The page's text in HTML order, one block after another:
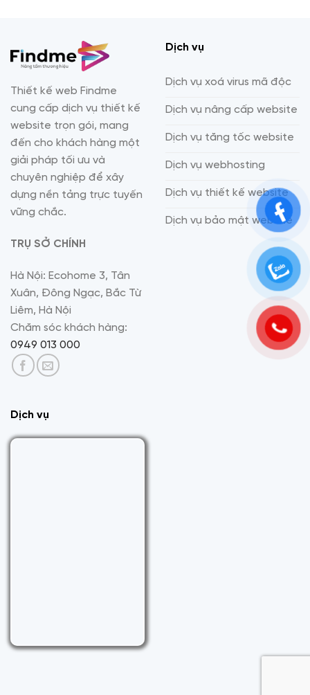
Thiết kế web Findme
cung cấp dịch vụ thiết kế
website trọn gói, mang
đến cho khách hàng một
giải pháp tối ưu và
chuyên nghiệp để xây
dựng nền tảng trực tuyến
vững chắc.
TRỤ SỞ CHÍNH
Hà Nội: Ecohome 3, Tân
Xuân, Đông Ngạc, Bắc Từ
Liêm, Hà Nội
Chăm sóc khách hàng:
0949 013 000
Dịch vụ
Dịch vụ xoá virus mã độc
Dịch vụ nâng cấp website
Dịch vụ tăng tốc website
Dịch vụ webhosting
Dịch vụ thiết kế website
Dịch vụ bảo mật website
Dịch vụ